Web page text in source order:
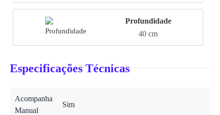
Profundidade
40 cm
Especificações Técnicas
Acompanha
Manual
Sim